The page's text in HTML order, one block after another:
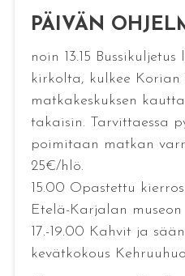
PÄIVÄN
noin 13.15
kirkolta, kulkee Korian
matkakeskuksen
takaisin. Tarvittaessa
poimitaan matkan
25€/hlö.
15.00 Opastettu
Etelä-Karjalan
17.-19.00 Kahvit ja
kevätkokous